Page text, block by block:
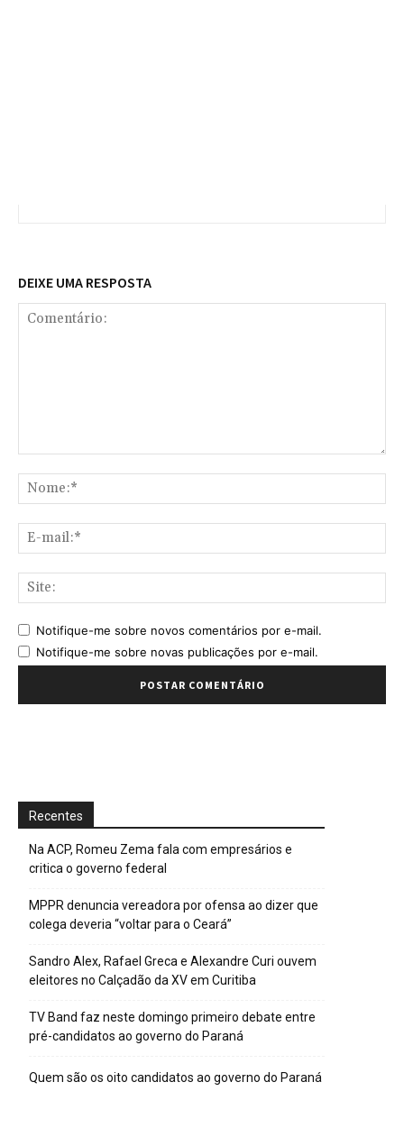
DEIXE UMA RESPOSTA
Notifique-me sobre novos comentários por e-mail.
Notifique-me sobre novas publicações por e-mail.
Recentes
Na ACP, Romeu Zema fala com empresários e
critica o governo federal
MPPR denuncia vereadora por ofensa ao dizer que
colega deveria “voltar para o Ceará”
Sandro Alex, Rafael Greca e Alexandre Curi ouvem
eleitores no Calçadão da XV em Curitiba
TV Band faz neste domingo primeiro debate entre
pré-candidatos ao governo do Paraná
Quem são os oito candidatos ao governo do Paraná